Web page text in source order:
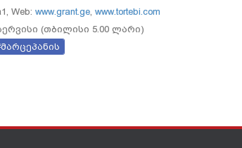
Web: www.grant.ge, www.tortebi.com
(თბილისი 5.00 ლარი)